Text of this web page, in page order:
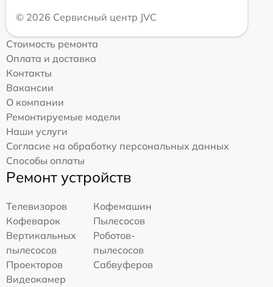
© 2026 Сервисный центр JVC
Стоимость ремонта
Оплата и доставка
Контакты
Вакансии
О компании
Ремонтируемые модели
Наши услуги
Согласие на обработку персональных данных
Способы оплаты
Ремонт устройств
Телевизоров
Кофемашин
Кофеварок
Пылесосов
Вертикальных
пылесосов
Роботов-
пылесосов
Проекторов
Сабвуферов
Видеокамер